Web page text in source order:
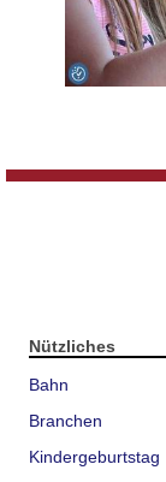
Nützliches
Bahn
Branchen
Kindergeburtstag